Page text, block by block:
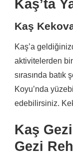
Kaş’ta
Kaş
Kaş’a
aktivitelerden
sırasında batık
Koyu’nda
edebilirsiniz.
Kaş
Gezi